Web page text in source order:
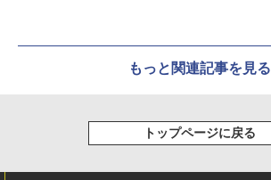
もっと関連記事を見る
トップページに戻る